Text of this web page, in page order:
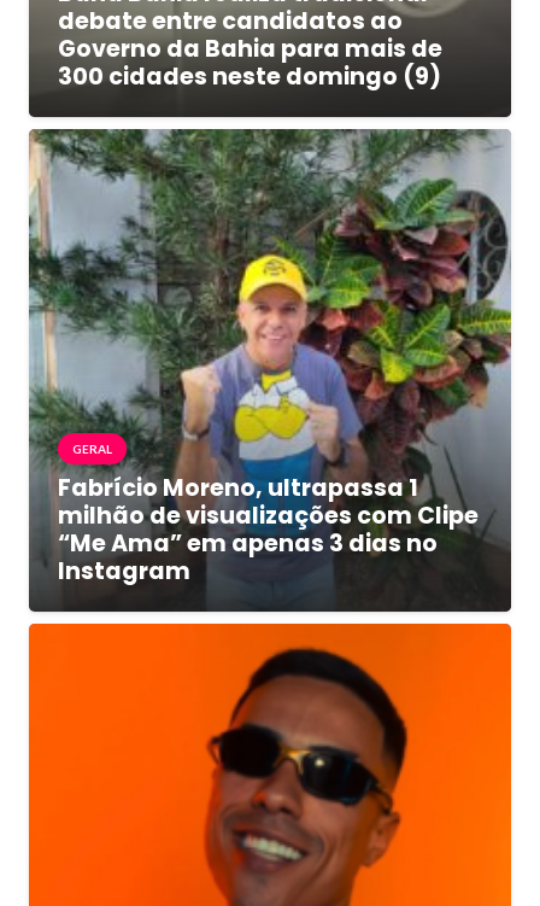
debate entre candidatos ao
Governo da Bahia para mais de
300 cidades neste domingo (9)
GERAL
Fabrício Moreno, ultrapassa 1
milhão de visualizações com Clipe
“Me Ama” em apenas 3 dias no
Instagram